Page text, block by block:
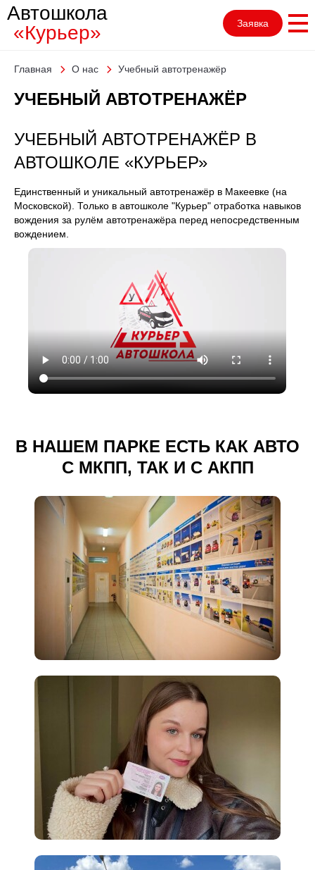
Автошкола
«Курьер»
Заявка
Главная О нас Учебный автотренажёр
УЧЕБНЫЙ АВТОТРЕНАЖЁР
УЧЕБНЫЙ АВТОТРЕНАЖЁР В
АВТОШКОЛЕ «КУРЬЕР»
Единственный и уникальный автотренажёр в Макеевке (на
Московской). Только в автошколе "Курьер" отработка навыков
вождения за рулём автотренажёра перед непосредственным
вождением.
В НАШЕМ ПАРКЕ ЕСТЬ КАК АВТО
С МКПП, ТАК И С АКПП